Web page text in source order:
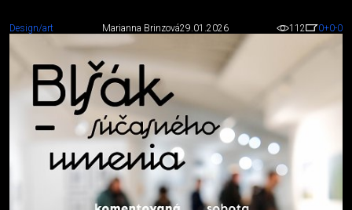
Design/art Marianna Brinzová29.01.2026 112 0+0-0